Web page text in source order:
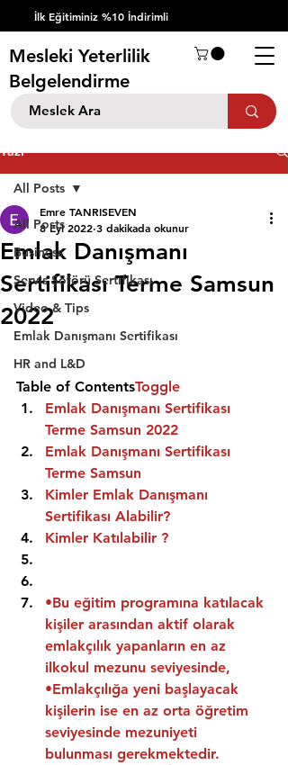
İlk Eğitiminiz %10 İndirimli
Mesleki Yeterlilik
Belgelendirme
Yazı
All Posts
Business
Servis Şöförü Sertifikası
Video & Tips
Emlak Danışmanı Sertifikası
HR and L&D
All Posts
Emlak Danışmanı
Sertifikası Terme Samsun
2022
Emre TANRISEVEN
8 Eyl 2022 3 dakikada okunur
Table of ContentsToggle
Emlak Danışmanı Sertifikası
Terme Samsun 2022
Emlak Danışmanı Sertifikası
Terme Samsun
Kimler Emlak Danışmanı
Sertifikası Alabilir?
Kimler Katılabilir ?
•Bu eğitim programına katılacak
kişiler arasından aktif olarak
emlakçılık yapanların en az
ilkokul mezunu seviyesinde,
•Emlakçılığa yeni başlayacak
kişilerin ise en az orta öğretim
seviyesinde mezuniyeti
bulunması gerekmektedir.